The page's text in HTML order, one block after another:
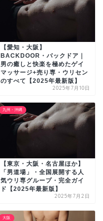
【愛知・大阪】
BACKDOOR・バックドア｜
男の癒しと快楽を極めたゲイ
マッサージ+売り専・ウリセン
のすべて【2025年最新版】
2025年7月10日
九州・沖縄
【東京・大阪・名古屋ほか】
「男道場」・全国展開する人
気ウリ専グループ・完全ガイ
ド【2025年最新版】
2025年7月2日
大阪